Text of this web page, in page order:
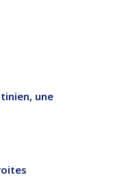
une